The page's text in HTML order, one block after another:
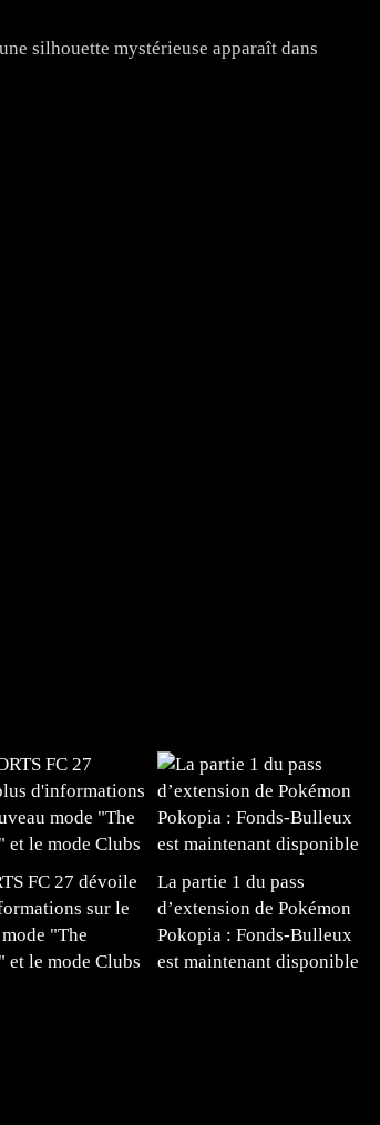
silhouette mystérieuse apparaît dans
FC 27 dévoile
sur le
"The
et le mode Clubs
La partie 1 du pass
d’extension de Pokémon
Pokopia : Fonds-Bulleux
est maintenant disponible